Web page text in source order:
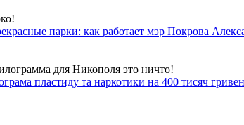
парки: как работает мэр Покрова
для Никополя это ничто!
пластиду та наркотики на 400 тисяч